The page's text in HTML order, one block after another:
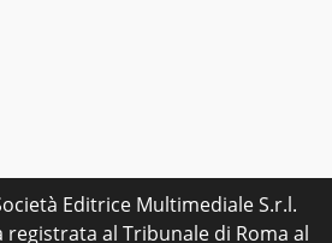
Editrice Multimediale S.r.l.
al Tribunale di Roma al